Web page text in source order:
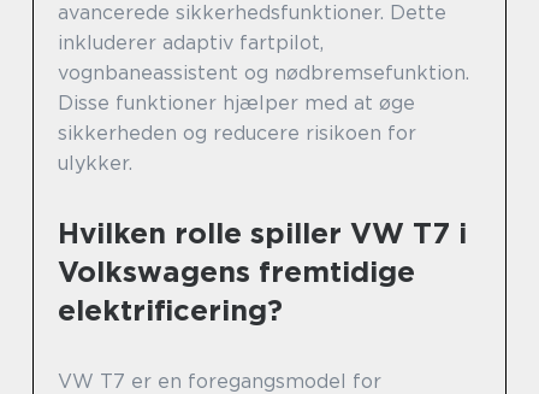
avancerede sikkerhedsfunktioner. Dette
inkluderer adaptiv fartpilot,
vognbaneassistent og nødbremsefunktion.
Disse funktioner hjælper med at øge
sikkerheden og reducere risikoen for
ulykker.
Hvilken rolle spiller VW T7 i
Volkswagens fremtidige
elektrificering?
VW T7 er en foregangsmodel for